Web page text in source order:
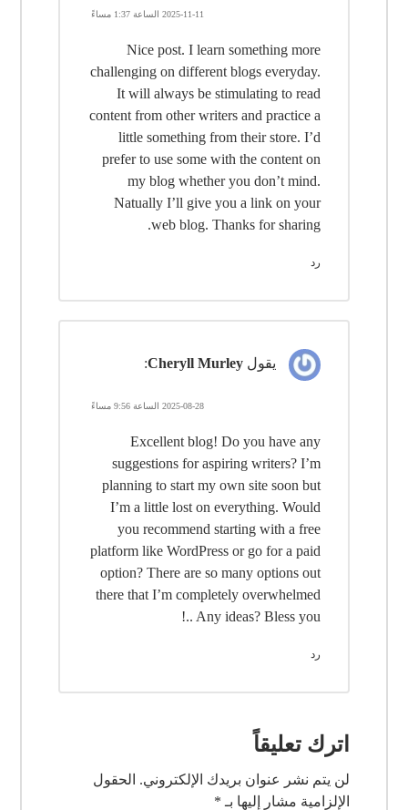
2025-11-11 الساعة 1:37 مساءً
Nice post. I learn something more
challenging on different blogs everyday.
It will always be stimulating to read
content from other writers and practice a
little something from their store. I’d
prefer to use some with the content on
my blog whether you don’t mind.
Natually I’ll give you a link on your
web blog. Thanks for sharing.
رد
يقول Cheryll Murley
:
2025-08-28 الساعة 9:56 مساءً
Excellent blog! Do you have any
suggestions for aspiring writers? I’m
planning to start my own site soon but
I’m a little lost on everything. Would
you recommend starting with a free
platform like WordPress or go for a paid
option? There are so many options out
there that I’m completely overwhelmed
.. Any ideas? Bless you!
رد
اترك تعليقاً
لن يتم نشر عنوان بريدك الإلكتروني. الحقول
الإلزامية مشار إليها بـ *